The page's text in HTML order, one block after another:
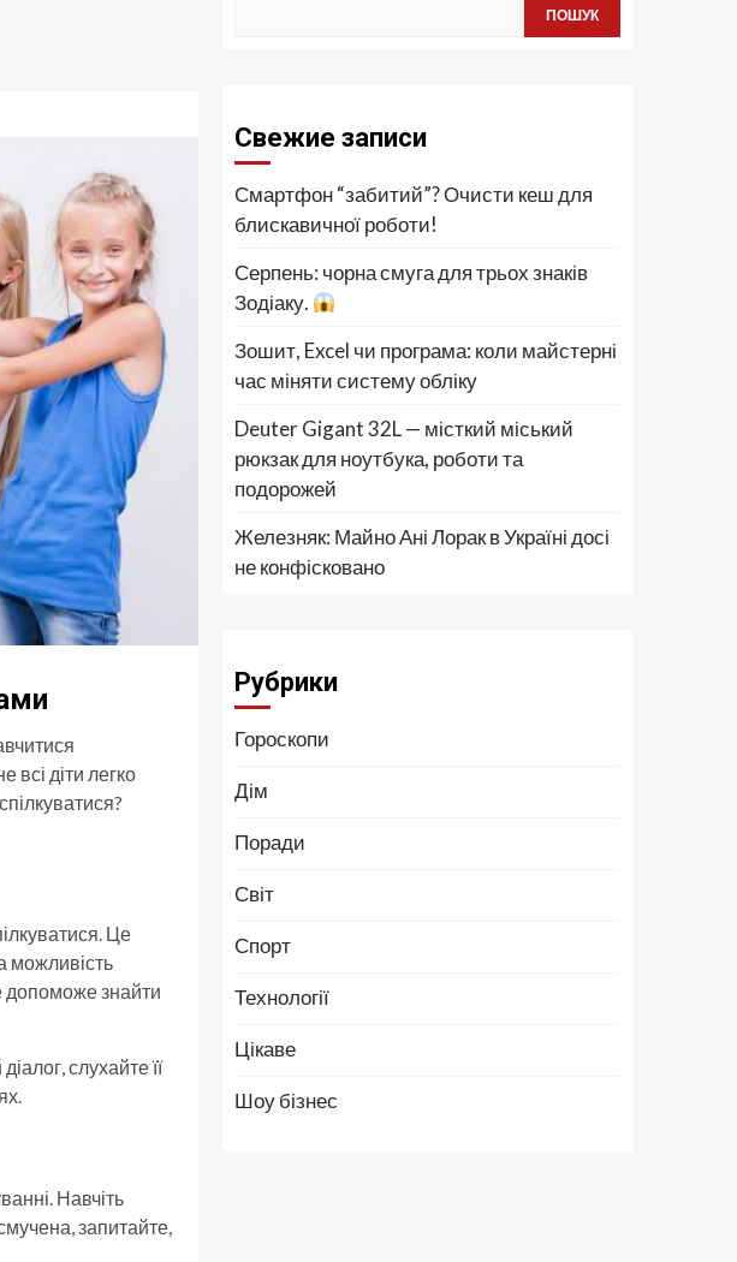
всі діти легко
Це
можливість
допоможе знайти
слухайте її
Навчіть
запитайте,
ПОШУК
Свежие записи
Смартфон “забитий”? Очисти кеш для
блискавичної роботи!
Серпень: чорна смуга для трьох знаків
Зодіаку.
Зошит, Excel чи програма: коли майстерні
час міняти систему обліку
Deuter Gigant 32L — місткий міський
рюкзак для ноутбука, роботи та
подорожей
Железняк: Майно Ані Лорак в Україні досі
не конфісковано
Рубрики
Гороскопи
Дім
Поради
Світ
Спорт
Технології
Цікаве
Шоу бізнес